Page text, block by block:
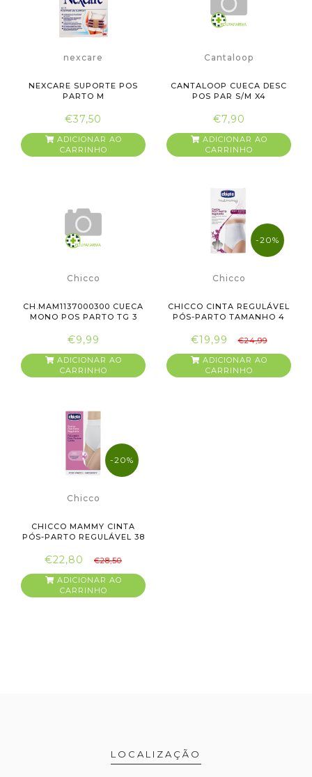
nexcare
NEXCARE SUPORTE POS
PARTO M
€37,50
ADICIONAR AO
CARRINHO
Cantaloop
CANTALOOP CUECA DESC
POS PAR S/M X4
€7,90
ADICIONAR AO
CARRINHO
Chicco
CH.MAM1137000300 CUECA
MONO POS PARTO TG 3
€9,99
ADICIONAR AO
CARRINHO
-20%
Chicco
CHICCO CINTA REGULÁVEL
PÓS-PARTO TAMANHO 4
€19,99
€24,99
ADICIONAR AO
CARRINHO
-20%
Chicco
CHICCO MAMMY CINTA
PÓS-PARTO REGULÁVEL 38
€22,80
€28,50
ADICIONAR AO
CARRINHO
LOCALIZAÇÃO